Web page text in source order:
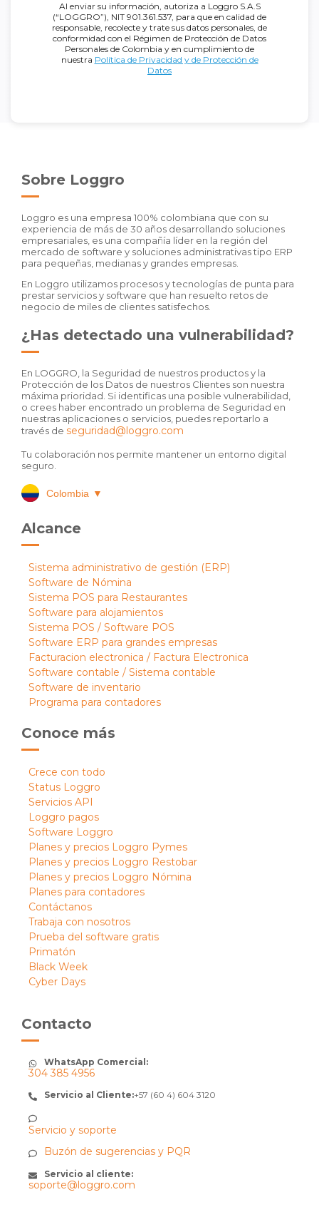
Al enviar su información, autoriza a Loggro S.A.S
(“LOGGRO”), NIT 901.361.537, para que en calidad de
responsable, recolecte y trate sus datos personales, de
conformidad con el Régimen de Protección de Datos
Personales de Colombia y en cumplimiento de
nuestra Política de Privacidad y de Protección de
Datos
Sobre Loggro
Loggro es una empresa 100% colombiana que con su
experiencia de más de 30 años desarrollando soluciones
empresariales, es una compañía líder en la región del
mercado de software y soluciones administrativas tipo ERP
para pequeñas, medianas y grandes empresas.
En Loggro utilizamos procesos y tecnologías de punta para
prestar servicios y software que han resuelto retos de
negocio de miles de clientes satisfechos.
¿Has detectado una vulnerabilidad?
En LOGGRO, la Seguridad de nuestros productos y la
Protección de los Datos de nuestros Clientes son nuestra
máxima prioridad. Si identificas una posible vulnerabilidad,
o crees haber encontrado un problema de Seguridad en
nuestras aplicaciones o servicios, puedes reportarlo a
través de seguridad@loggro.com
Tu colaboración nos permite mantener un entorno digital
seguro.
Colombia ▼
Alcance
Sistema administrativo de gestión (ERP)
Software de Nómina
Sistema POS para Restaurantes
Software para alojamientos
Sistema POS / Software POS
Software ERP para grandes empresas
Facturacion electronica / Factura Electronica
Software contable / Sistema contable
Software de inventario
Programa para contadores
Conoce más
Crece con todo
Status Loggro
Servicios API
Loggro pagos
Software Loggro
Planes y precios Loggro Pymes
Planes y precios Loggro Restobar
Planes y precios Loggro Nómina
Planes para contadores
Contáctanos
Trabaja con nosotros
Prueba del software gratis
Primatón
Black Week
Cyber Days
Contacto
WhatsApp Comercial:
304 385 4956
Servicio al Cliente:+57 (60 4) 604 3120
Servicio y soporte
Buzón de sugerencias y PQR
Servicio al cliente:
soporte@loggro.com